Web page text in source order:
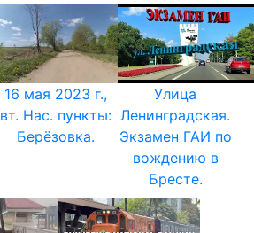
16 мая 2023 г.,
вт. Нас. пункты:
Берёзовка.
Улица
Ленинградская.
Экзамен ГАИ по
вождению в
Бресте.